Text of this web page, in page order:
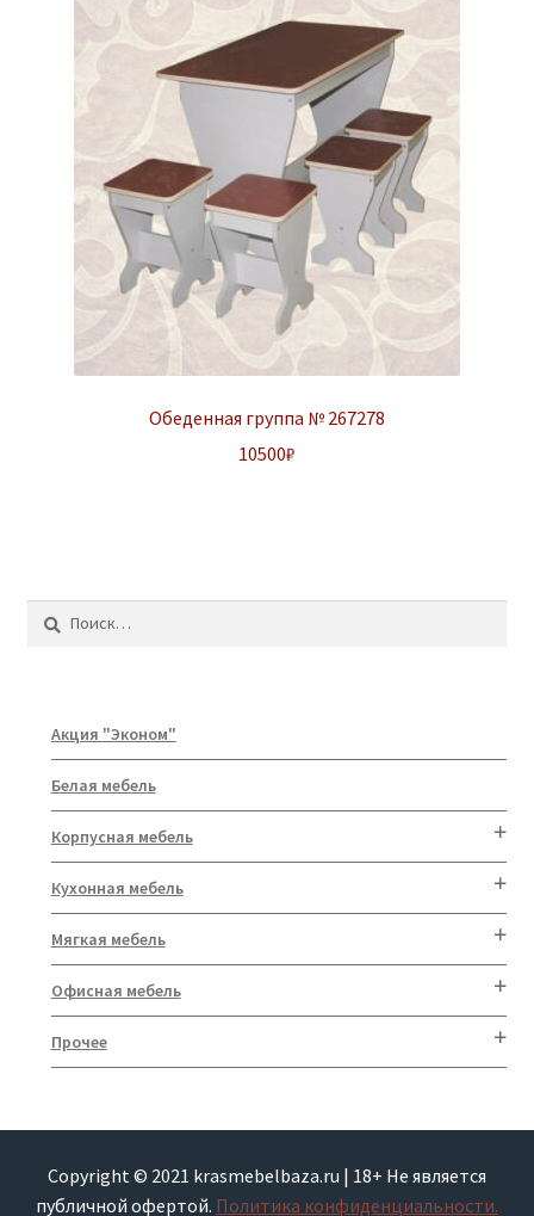
Обеденная группа № 267278
10500₽
Найти:
Акция "Эконом"
Белая мебель
Корпусная мебель
Кухонная мебель
Мягкая мебель
Офисная мебель
Прочее
Copyright © 2021 krasmebelbaza.ru | 18+ Не является
публичной офертой. Политика конфиденциальности.